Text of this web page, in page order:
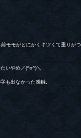
モモがとにかくキツくて重りがつ
いやめ／(^o^)＼
も出なかった感触。